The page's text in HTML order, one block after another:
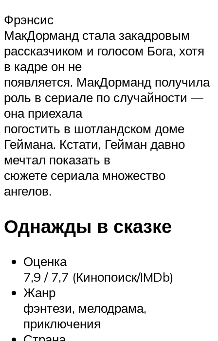
Фрэнсис
МакДорманд стала закадровым
рассказчиком и голосом Бога, хотя
в кадре он не
появляется. МакДорманд получила
роль в сериале по случайности —
она приехала
погостить в шотландском доме
Геймана. Кстати, Гейман давно
мечтал показать в
сюжете сериала множество
ангелов.
Однажды в сказке
Оценка
7,9 / 7,7 (Кинопоиск/IMDb)
Жанр
фэнтези, мелодрама,
приключения